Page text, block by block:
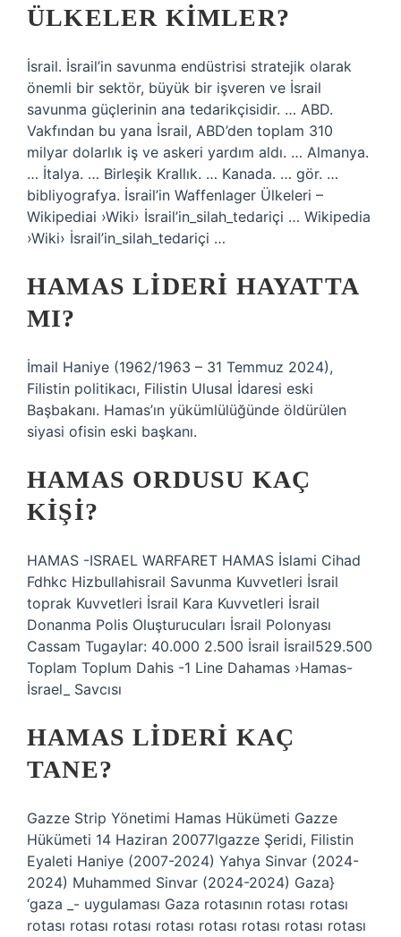
ÜLKELER KIMLER?
İsrail. İsrail’in savunma endüstrisi stratejik olarak
önemli bir sektör, büyük bir işveren ve İsrail
savunma güçlerinin ana tedarikçisidir. … ABD.
Vakfından bu yana İsrail, ABD’den toplam 310
milyar dolarlık iş ve askeri yardım aldı. … Almanya.
… İtalya. … Birleşik Krallık. … Kanada. … gör. …
bibliyografya. İsrail’in Waffenlager Ülkeleri –
Wikipediai ›Wiki› İsrail’in_silah_tedariçi … Wikipedia
›Wiki› İsrail’in_silah_tedariçi …
HAMAS LIDERI HAYATTA
MI?
İmail Haniye (1962/1963 – 31 Temmuz 2024),
Filistin politikacı, Filistin Ulusal İdaresi eski
Başbakanı. Hamas’ın yükümlülüğünde öldürülen
siyasi ofisin eski başkanı.
HAMAS ORDUSU KAÇ
KIŞI?
HAMAS -ISRAEL WARFARET HAMAS İslami Cihad
Fdhkc Hizbullahisrail Savunma Kuvvetleri İsrail
toprak Kuvvetleri İsrail Kara Kuvvetleri İsrail
Donanma Polis Oluşturucuları İsrail Polonyası
Cassam Tugaylar: 40.000 2.500 İsrail İsrail529.500
Toplam Toplum Dahis -1 Line Dahamas ›Hamas-
İsrael_ Savcısı
HAMAS LIDERI KAÇ
TANE?
Gazze Strip Yönetimi Hamas Hükümeti Gazze
Hükümeti 14 Haziran 20077lgazze Şeridi, Filistin
Eyaleti Haniye (2007-2024) Yahya Sinvar (2024-
2024) Muhammed Sinvar (2024-2024) Gaza}
‘gaza _- uygulaması Gaza rotasının rotası rotası
rotası rotası rotası rotası rotası rotası rotası rotası